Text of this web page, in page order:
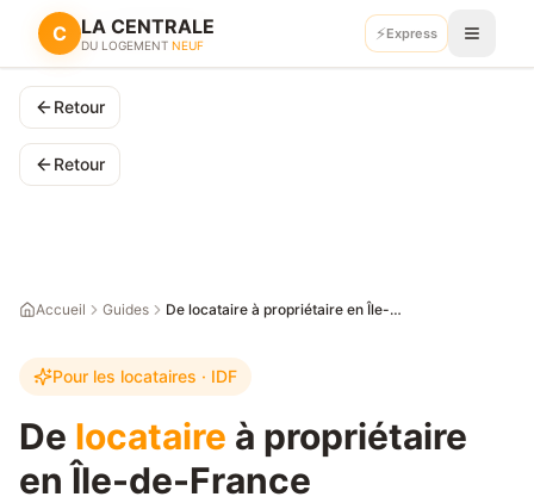
C LA CENTRALE
DU LOGEMENT NEUF
⚡Express
Retour
C LA CENTRALE
DU LOGEMENT NEUF
⚡Express
Retour
Accueil Guides De locataire à propriétaire en Île-de-France : votre parcours 2026
Pour les locataires · IDF
De locataire à propriétaire
en Île-de-France
Recevoir mes plans